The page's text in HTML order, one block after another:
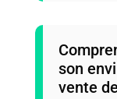
son
vente